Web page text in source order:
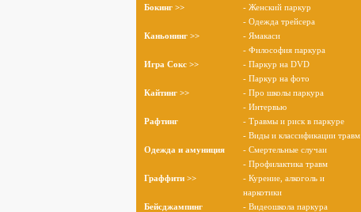
Бокинг >>
Каньонинг >>
Игра Сокс >>
Кайтинг >>
Рафтинг
Одежда и амуниция
Граффити >>
Бейсджампинг
- Женский паркур
- Одежда трейсера
- Ямакаси
- Философия паркура
- Паркур на DVD
- Паркур на фото
- Про школы паркура
- Интервью
- Травмы и риск в паркуре
- Виды и классификации травм
- Смертельные случаи
- Профилактика травм
- Курение, алкоголь и
наркотики
- Видеошкола паркура